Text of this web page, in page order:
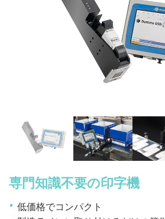
専門知識不要の印字機
低価格でコンパクト